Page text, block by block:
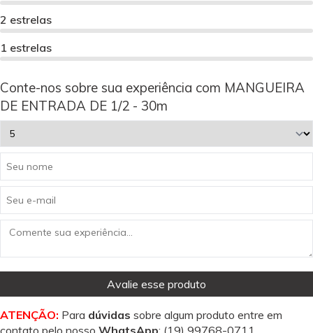
2 estrelas
1 estrelas
Conte-nos sobre sua experiência com MANGUEIRA
DE ENTRADA DE 1/2 - 30m
Avalie esse produto
ATENÇÃO: Para dúvidas sobre algum produto entre em
contato pelo nosso WhatsApp: (19) 99768-0711